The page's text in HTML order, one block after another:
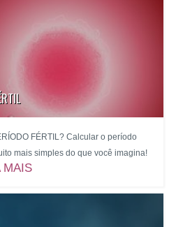
FÉRTIL? Calcular o período
mais simples do que você imagina!
MAIS